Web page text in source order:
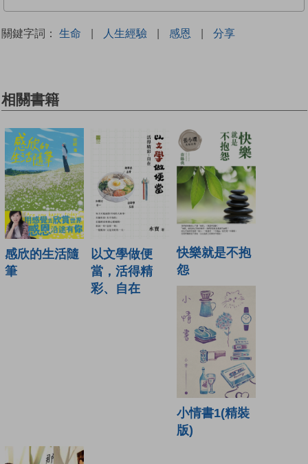
關鍵字詞： 生命 | 人生經驗 | 感恩 | 分享
相關書籍
感欣的生活隨
筆
以文學做便
當，活得精
彩、自在
快樂就是不抱
怨
小情書1(精裝
版)